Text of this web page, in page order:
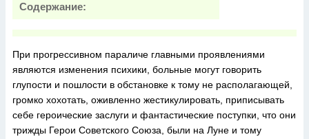
Содержание:
При прогрессивном параличе главными проявлениями
являются изменения психики, больные могут говорить
глупости и пошлости в обстановке к тому не располагающей,
громко хохотать, оживленно жестикулировать, приписывать
себе героические заслуги и фантастические поступки, что они
трижды Герои Советского Союза, были на Луне и тому